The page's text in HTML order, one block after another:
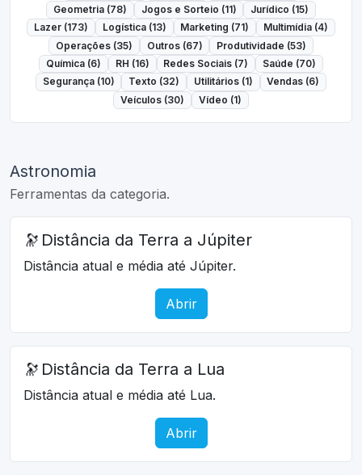
Geometria (78)
Jogos e Sorteio (11)
Jurídico (15)
Lazer (173)
Logística (13) Marketing (71)
Multimídia (4)
Operações (35)
Outros (67)
Produtividade (53)
Química (6)
RH (16) Redes Sociais (7)
Saúde (70)
Segurança (10)
Texto (32) Utilitários (1)
Vendas (6)
Veículos (30)
Vídeo (1)
Astronomia
Ferramentas da categoria.
🔭 Distância da Terra a Júpiter
Distância atual e média até Júpiter.
Abrir
🔭 Distância da Terra a Lua
Distância atual e média até Lua.
Abrir